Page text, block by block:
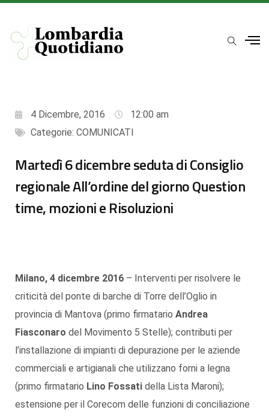
4 Dicembre, 2016
12:00 am
Categorie: COMUNICATI
Martedì 6 dicembre seduta di Consiglio
regionale All’ordine del giorno Question
time, mozioni e Risoluzioni
Milano, 4 dicembre 2016 – Interventi per risolvere le
criticità del ponte di barche di Torre dell’Oglio in
provincia di Mantova (primo firmatario Andrea
Fiasconaro del Movimento 5 Stelle); contributi per
l’installazione di impianti di depurazione per le aziende
commerciali e artigianali che utilizzano forni a legna
(primo firmatario Lino Fossati della Lista Maroni);
estensione per il Corecom delle funzioni di conciliazione